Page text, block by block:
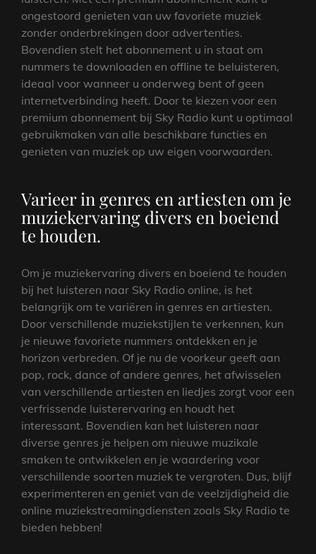
ongestoord genieten van uw favoriete muziek
zonder onderbrekingen door advertenties.
Bovendien stelt het abonnement u in staat om
nummers te downloaden en offline te beluisteren,
ideaal voor wanneer u onderweg bent of geen
internetverbinding heeft. Door te kiezen voor een
premium abonnement bij Sky Radio kunt u optimaal
gebruikmaken van alle beschikbare functies en
genieten van muziek op uw eigen voorwaarden.
Varieer in genres en artiesten om je
muziekervaring divers en boeiend
te houden.
Om je muziekervaring divers en boeiend te houden
bij het luisteren naar Sky Radio online, is het
belangrijk om te variëren in genres en artiesten.
Door verschillende muziekstijlen te verkennen, kun
je nieuwe favoriete nummers ontdekken en je
horizon verbreden. Of je nu de voorkeur geeft aan
pop, rock, dance of andere genres, het afwisselen
van verschillende artiesten en liedjes zorgt voor een
verfrissende luisterervaring en houdt het
interessant. Bovendien kan het luisteren naar
diverse genres je helpen om nieuwe muzikale
smaken te ontwikkelen en je waardering voor
verschillende soorten muziek te vergroten. Dus, blijf
experimenteren en geniet van de veelzijdigheid die
online muziekstreamingdiensten zoals Sky Radio te
bieden hebben!